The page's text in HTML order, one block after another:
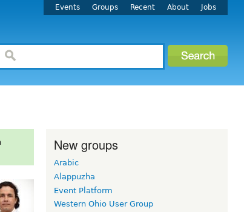
Events Groups Recent About Jobs
New groups
Arabic
Alappuzha
Event Platform
Western Ohio User Group